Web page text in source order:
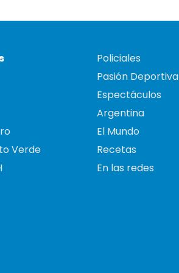
Verde
Policiales
Pasión Deportiva
Espectáculos
Argentina
El Mundo
Recetas
En las redes